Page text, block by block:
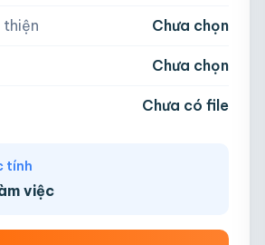
PSD, PNG, JPG (tối đa 50MB)
thiện Chưa chọn
Chưa chọn
Chưa có file
tính
việc